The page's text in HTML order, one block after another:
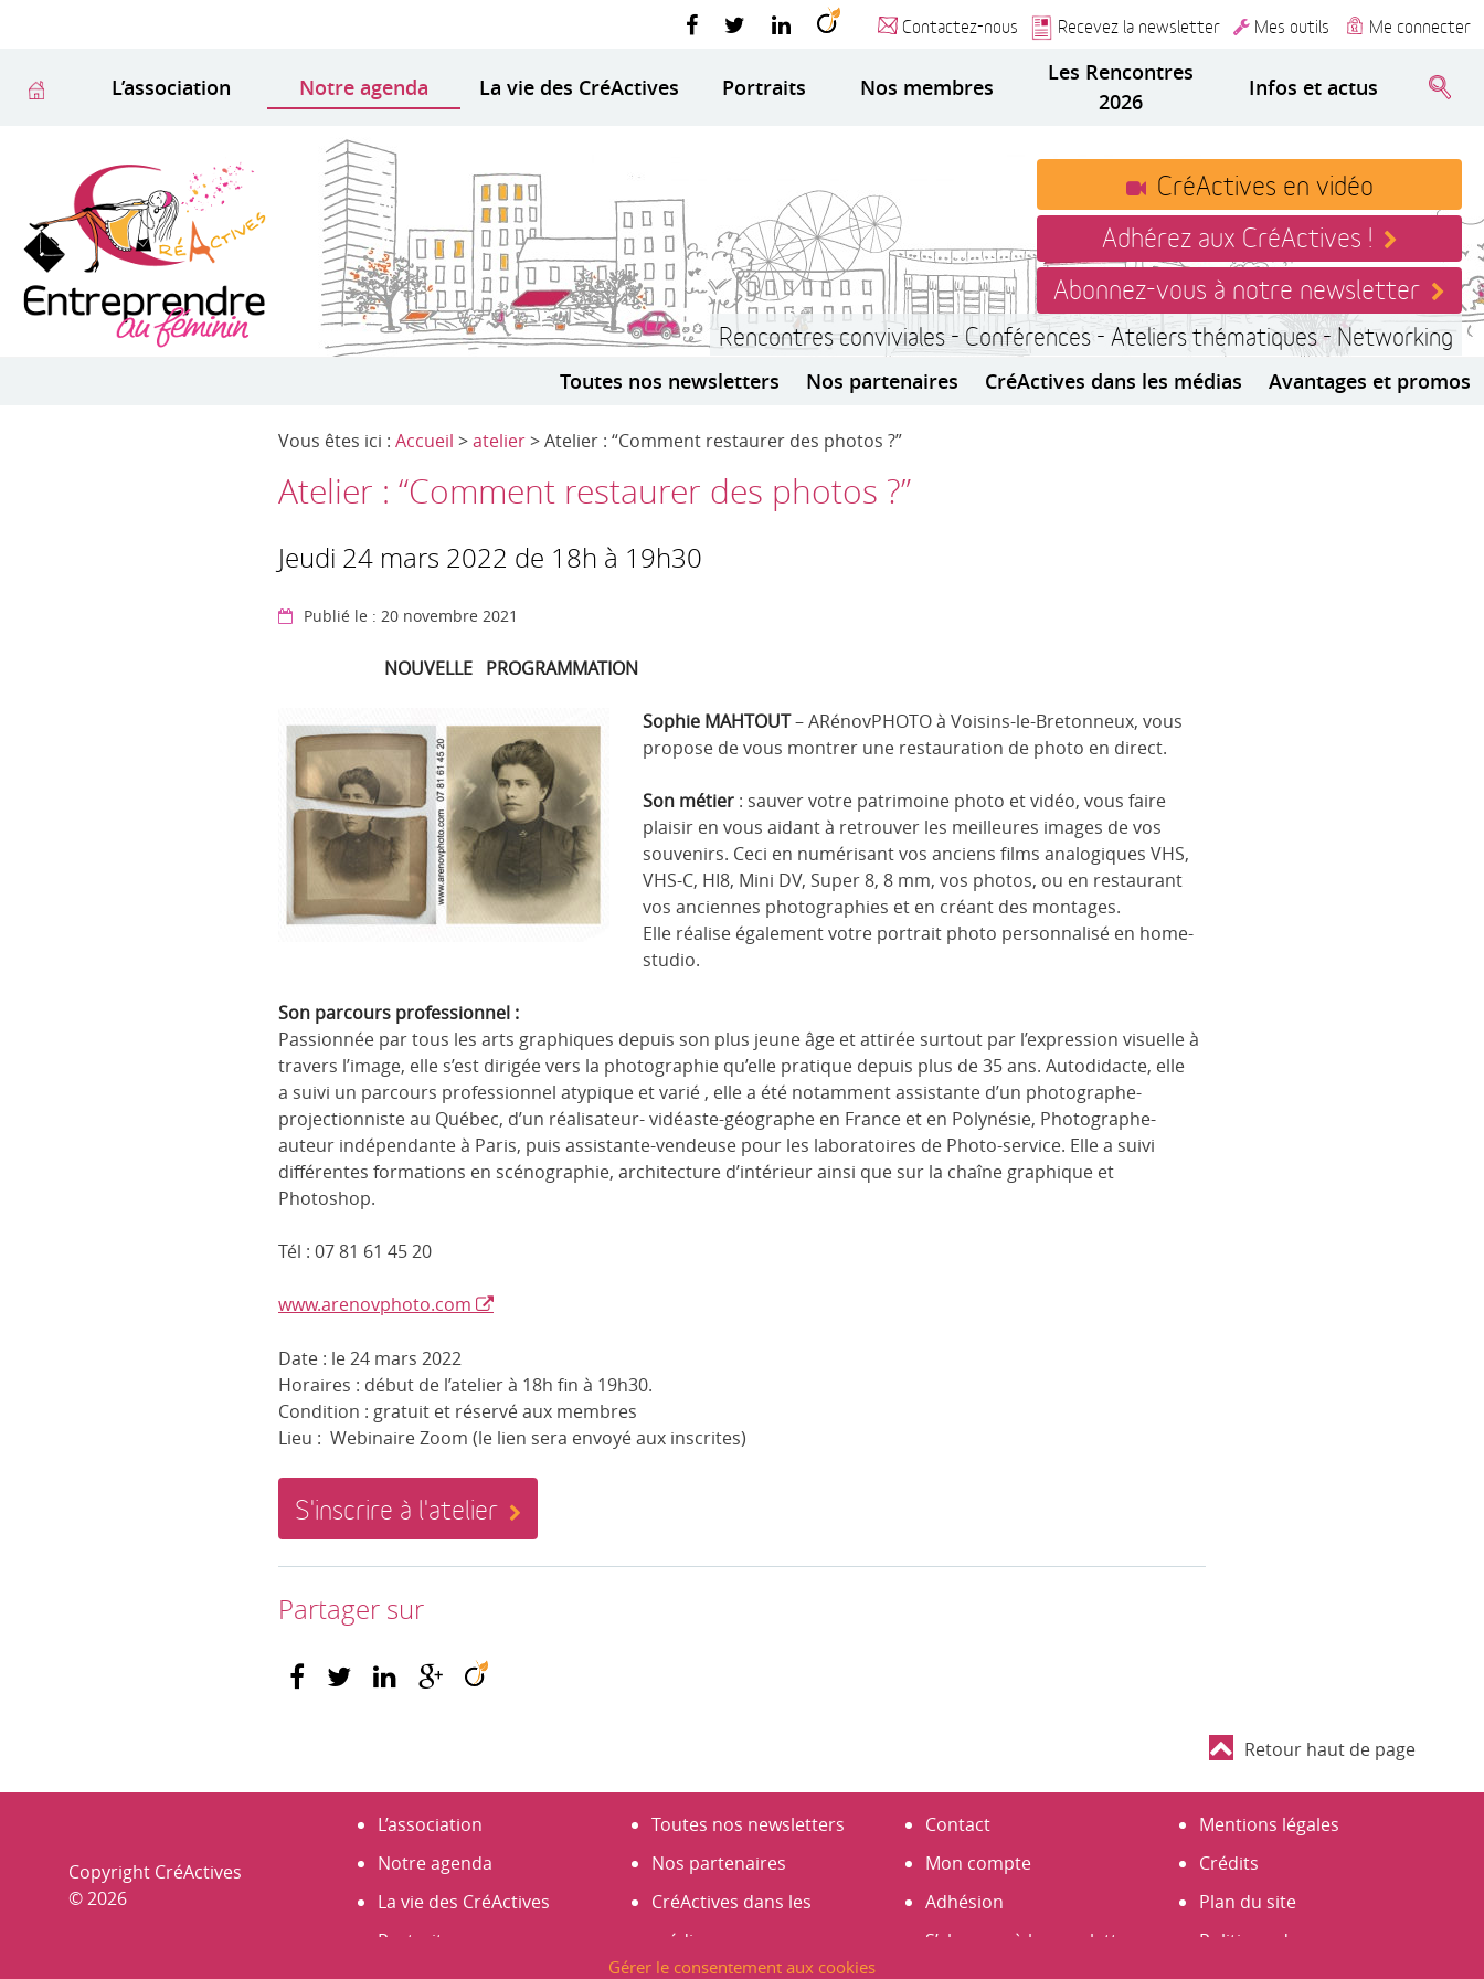
Gérer le consentement aux cookies
Contactez-nous Recevez la newsletter Mes outils Me connecter
L’association Notre agenda La vie des CréActives Portraits Nos membres
Les Rencontres
2026
Infos et actus
CréActives en vidéo
Adhérez aux CréActives !
Abonnez-vous à notre newsletter
Rencontres conviviales - Conférences - Ateliers thématiques - Networking
Toutes nos newsletters Nos partenaires CréActives dans les médias Avantages et promos
Vous êtes ici : Accueil >atelier> Atelier : “Comment restaurer des photos ?”
Atelier : “Comment restaurer des photos ?”
Jeudi 24 mars 2022 de 18h à 19h30
Publié le : 20 novembre 2021
NOUVELLE PROGRAMMATION
Sophie MAHTOUT– ARénovPHOTO à Voisins-le-Bretonneux, vous
propose de vous montrer une restauration de photo en direct.
Son métier : sauver votre patrimoine photo et vidéo, vous faire
plaisir en vous aidant à retrouver les meilleures images de vos
souvenirs. Ceci en numérisant vos anciens films analogiques VHS,
VHS-C, HI8, Mini DV, Super 8, 8 mm, vos photos, ou en restaurant
vos anciennes photographies et en créant des montages.
Elle réalise également votre portrait photo personnalisé en home-
studio.
Son parcours professionnel :
Passionnée par tous les arts graphiques depuis son plus jeune âge et attirée surtout par l’expression visuelle à
travers l’image, elle s’est dirigée vers la photographie qu’elle pratique depuis plus de 35 ans. Autodidacte, elle
a suivi un parcours professionnel atypique et varié , elle a été notamment assistante d’un photographe-
projectionniste au Québec, d’un réalisateur- vidéaste-géographe en France et en Polynésie, Photographe-
auteur indépendante à Paris, puis assistante-vendeuse pour les laboratoires de Photo-service. Elle a suivi
différentes formations en scénographie, architecture d’intérieur ainsi que sur la chaîne graphique et
Photoshop.
Tél : 07 81 61 45 20
www.arenovphoto.com
Date : le 24 mars 2022
Horaires : début de l’atelier à 18h fin à 19h30.
Condition : gratuit et réservé aux membres
Lieu : Webinaire Zoom (le lien sera envoyé aux inscrites)
S'inscrire à l'atelier
Partager sur
Retour haut de page
Copyright CréActives
© 2026
L’association
Notre agenda
La vie des CréActives
Portraits
Toutes nos newsletters
Nos partenaires
CréActives dans les
médias
Contact
Mon compte
Adhésion
S’abonner à la newsletter
Mentions légales
Crédits
Plan du site
Politique de